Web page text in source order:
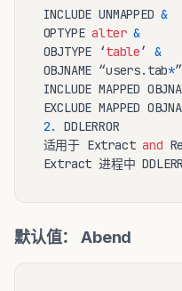
INCLUDE UNMAPPED &
OPTYPE alter &
OBJTYPE ‘table’ &
OBJNAME “users.tab*”
INCLUDE MAPPED
2.
DDLERROR
适用于 Extract and
默认值： Abend